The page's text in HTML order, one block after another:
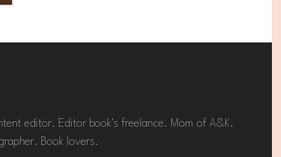
editor. Editor book's freelance. Mom of A&K.
Book lovers.